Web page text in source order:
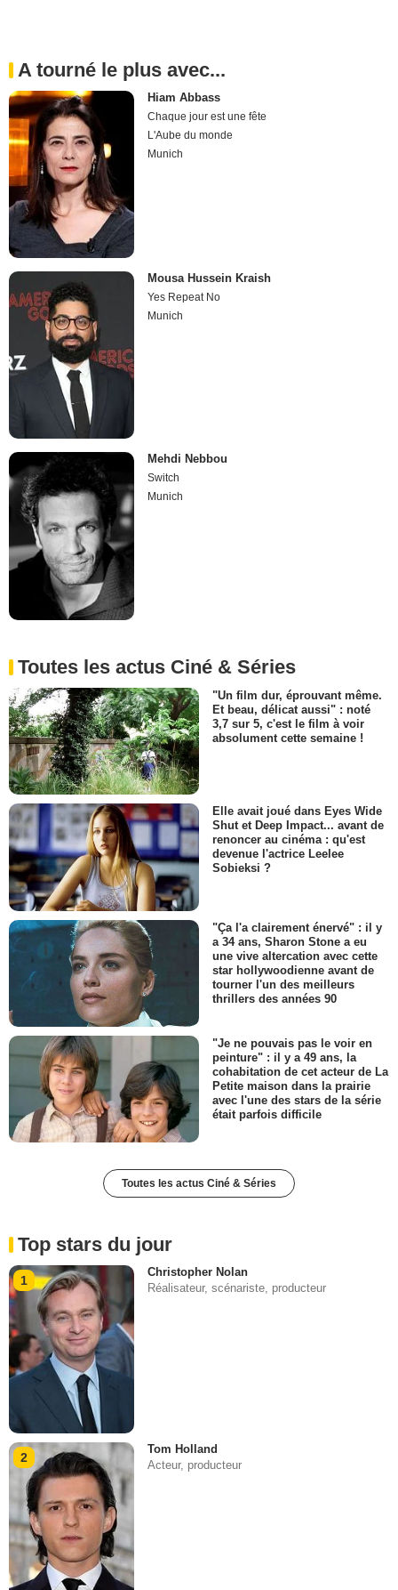
A tourné le plus avec...
Hiam Abbass
Chaque jour est une fête
L'Aube du monde
Munich
Mousa Hussein Kraish
Yes Repeat No
Munich
Mehdi Nebbou
Switch
Munich
Toutes les actus Ciné & Séries
"Un film dur, éprouvant même.
Et beau, délicat aussi" : noté
3,7 sur 5, c'est le film à voir
absolument cette semaine !
Elle avait joué dans Eyes Wide
Shut et Deep Impact... avant de
renoncer au cinéma : qu'est
devenue l'actrice Leelee
Sobieksi ?
"Ça l'a clairement énervé" : il y
a 34 ans, Sharon Stone a eu
une vive altercation avec cette
star hollywoodienne avant de
tourner l'un des meilleurs
thrillers des années 90
"Je ne pouvais pas le voir en
peinture" : il y a 49 ans, la
cohabitation de cet acteur de La
Petite maison dans la prairie
avec l'une des stars de la série
était parfois difficile
Toutes les actus Ciné & Séries
Top stars du jour
1
Christopher Nolan
Réalisateur, scénariste, producteur
2
Tom Holland
Acteur, producteur